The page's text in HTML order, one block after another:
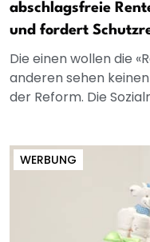
abschlagsfreie
und fordert
Die einen wollen die
anderen sehen
der Reform. Die
WERBUNG